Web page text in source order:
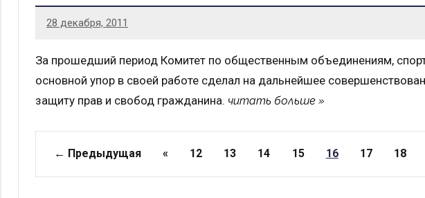
28 декабря, 2011
За прошедший период Комитет по общественным объединениям,
основной упор в своей работе сделал на дальнейшее
защиту прав и свобод гражданина. читать больше
Страницы
← Предыдущая « 12 13 14 15 16 17 18